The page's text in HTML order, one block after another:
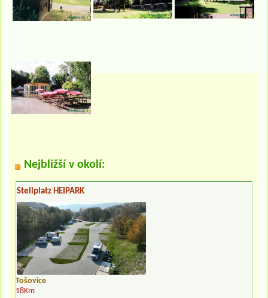
Nejbližší v okolí:
Stellplatz HEIPARK
Tošovice
18Km